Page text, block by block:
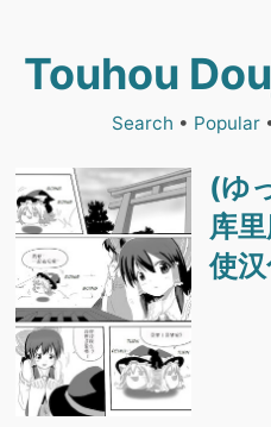
Touhou
Search • Popular
(ゆ
库
使汉